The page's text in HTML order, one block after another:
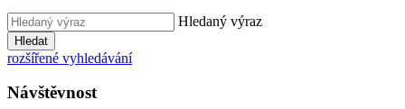
Hledaný výraz
Hledat
rozšířené vyhledávání
Návštěvnost